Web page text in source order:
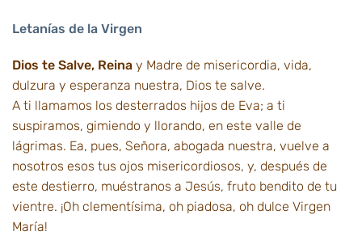
Letanías de la Virgen
Dios te Salve, Reina y Madre de misericordia, vida,
dulzura y esperanza nuestra, Dios te salve.
A ti llamamos los desterrados hijos de Eva; a ti
suspiramos, gimiendo y llorando, en este valle de
lágrimas. Ea, pues, Señora, abogada nuestra, vuelve a
nosotros esos tus ojos misericordiosos, y, después de
este destierro, muéstranos a Jesús, fruto bendito de tu
vientre. ¡Oh clementísima, oh piadosa, oh dulce Virgen
María!